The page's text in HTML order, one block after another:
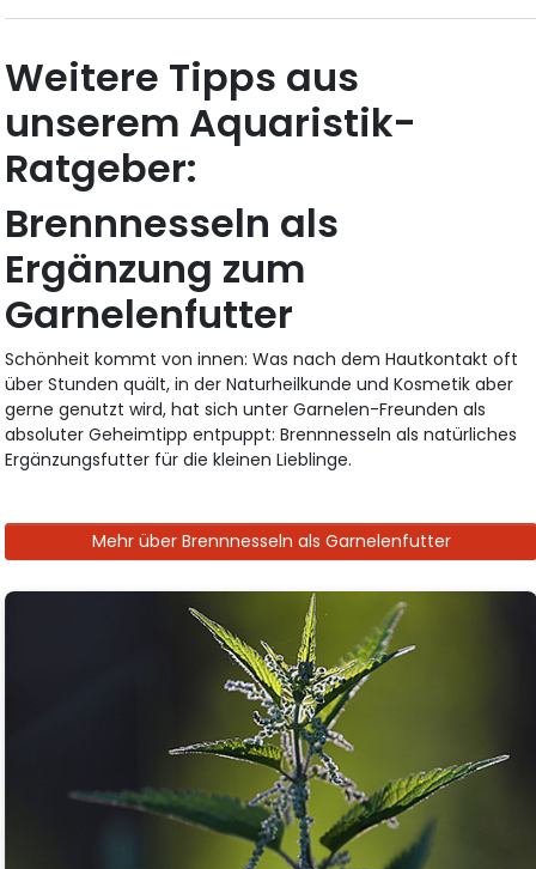
Weitere Tipps aus
unserem Aquaristik-
Ratgeber:
Brennnesseln als
Ergänzung zum
Garnelenfutter
Schönheit kommt von innen: Was nach dem Hautkontakt oft
über Stunden quält, in der Naturheilkunde und Kosmetik aber
gerne genutzt wird, hat sich unter Garnelen-Freunden als
absoluter Geheimtipp entpuppt: Brennnesseln als natürliches
Ergänzungsfutter für die kleinen Lieblinge.
Mehr über Brennnesseln als Garnelenfutter